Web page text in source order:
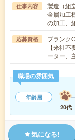
仕事内容
製造（組
金属加工
の加工、
応募資格
ブランク
【来社
ーター
職場の雰囲気
年齢層
20代
気になる!